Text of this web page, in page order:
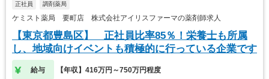
正社員 調剤薬局
ケミスト薬局 要町店 株式会社アイリスファーマの薬剤師求人
【東京都豊島区】 正社員比率85％！栄養士も所属
し、地域向けイベントも積極的に行っている企業です
給与 【年収】416万円～750万円程度